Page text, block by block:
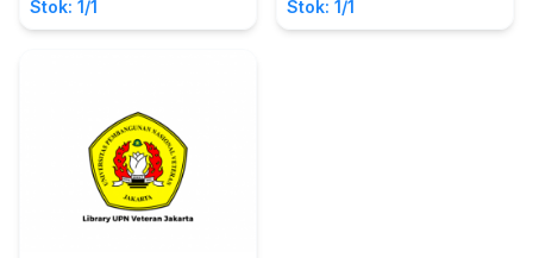
Stok: 1/1
Bereputasi
Stok: 1/1